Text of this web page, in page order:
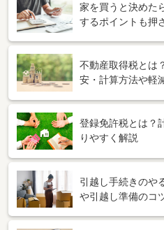
家を買うと決めた
するポイントも押
不動産取得税とは
安・計算方法や軽
登録免許税とは？
りやすく解説
引越し手続きのや
や引越し準備のコ